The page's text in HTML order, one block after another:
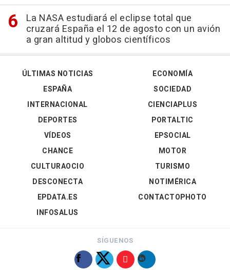
La NASA estudiará el eclipse total que
cruzará España el 12 de agosto con un avión
a gran altitud y globos científicos
ÚLTIMAS NOTICIAS
ESPAÑA
INTERNACIONAL
DEPORTES
VÍDEOS
ECONOMÍA
SOCIEDAD
CIENCIAPLUS
PORTALTIC
EPSOCIAL
CHANCE
CULTURAOCIO
DESCONECTA
EPDATA.ES
INFOSALUS
MOTOR
TURISMO
NOTIMÉRICA
CONTACTOPHOTO
SÍGUENOS